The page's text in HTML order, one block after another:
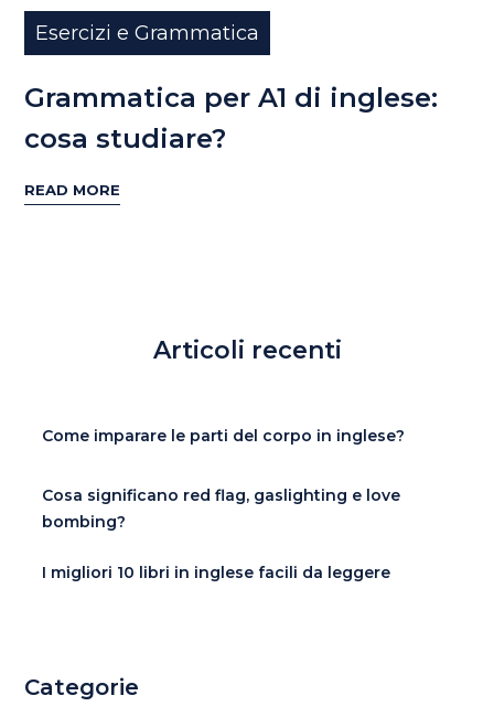
Esercizi e Grammatica
Grammatica per A1 di inglese:
cosa studiare?
READ MORE
Articoli recenti
Come imparare le parti del corpo in inglese?
Cosa significano red flag, gaslighting e love
bombing?
I migliori 10 libri in inglese facili da leggere
Categorie